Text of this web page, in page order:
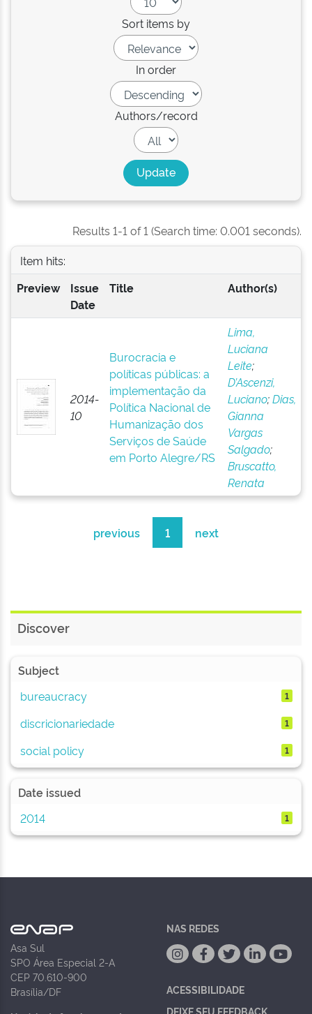
Sort items by
In order
Authors/record
Results 1-1 of 1 (Search time: 0.001 seconds).
Item hits:
Preview
Issue
Date
Title Author(s)
2014-
10
Burocracia e
políticas públicas: a
implementação da
Política Nacional de
Humanização dos
Serviços de Saúde
em Porto Alegre/RS
Lima,
Luciana
Leite;
D’Ascenzi,
Luciano;Dias,
Gianna
Vargas
Salgado;
Bruscatto,
Renata
previous 1 next
Discover
Subject
bureaucracy
1
discricionariedade 1
social policy 1
Date issued
2014
1
Asa Sul
SPO Área Especial 2-A
CEP 70.610-900
Brasília/DF
NAS REDES
ACESSIBILIDADE
DEIXE SEU FEEDBACK